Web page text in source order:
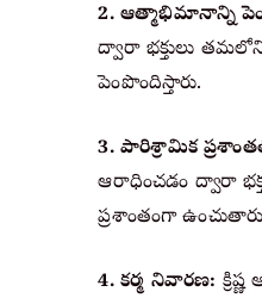
2. ఆత్మాభిమానాన్ని
ద్వారా భక్తులు
పెంపొందిస్తారు.
3. పారిశ్రామిక
ఆరాధించడం ద్వారా
ప్రశాంతంగా
4. కర్మ నివారణ: